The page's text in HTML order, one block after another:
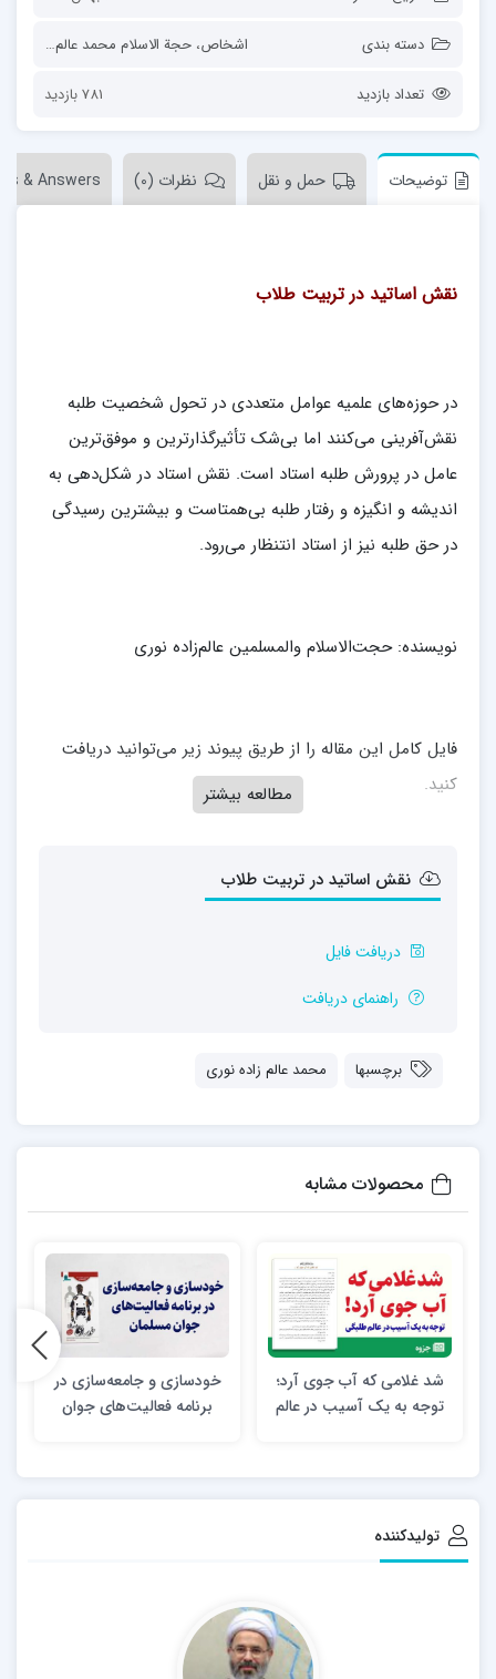
دسته بندی اشخاص، حجة الاسلام محمد عالم زاده نوری
تعداد بازدید 781 بازدید
توضیحات حمل و نقل نظرات (0) & Answers
نقش اساتید در تربیت طلاب
در حوزه‌های علمیه عوامل متعددی در تحول شخصیت طلبه
نقش‌آفرینی می‌کنند اما بی‌شک تأثیرگذارترین و موفق‌ترین
عامل در پرورش طلبه استاد است. نقش استاد در شکل‌دهی به
اندیشه و انگیزه و رفتار طلبه بی‌همتاست و بیشترین رسیدگی
در حق طلبه نیز از استاد انتنظار می‌رود.
نویسنده: حجت‌الاسلام والمسلمین عالم‌زاده نوری
فایل کامل این مقاله را از طریق پیوند زیر می‌توانید دریافت
کنید.
مطالعه بیشتر
نقش اساتید در تربیت طلاب
دریافت فایل
راهنمای دریافت
برچسبها محمد عالم زاده نوری
محصولات مشابه
شد غلامی که آب جوی آرد؛
توجه به یک آسیب در عالم
خودسازی و جامعه‌سازی در
برنامه فعالیت‌های جوان
تولیدکننده